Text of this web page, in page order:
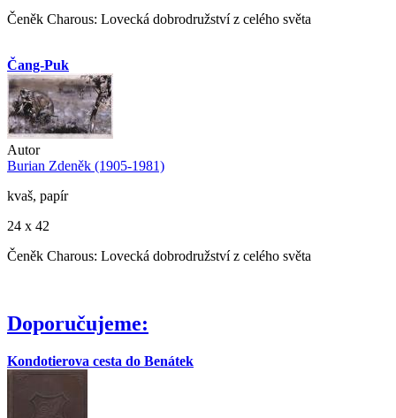
Čeněk Charous: Lovecká dobrodružství z celého světa
Čang-Puk
Autor
Burian Zdeněk (1905-1981)
kvaš, papír
24 x 42
Čeněk Charous: Lovecká dobrodružství z celého světa
Doporučujeme:
Kondotierova cesta do Benátek